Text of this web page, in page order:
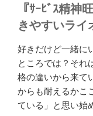
『ｻｰﾋﾞｽ精神
きやすいライ
好きだけど一緒に
ところでは？それ
格の違いから来て
からも耐えるかこ
ている」と思い始